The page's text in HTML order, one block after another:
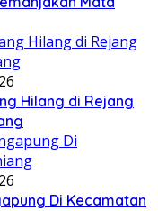
Hilang di Rejang
Di Kecamatan